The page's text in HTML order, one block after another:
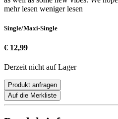
mehr lesen weniger lesen
Single/Maxi-Single
€ 12,99
Derzeit nicht auf Lager
Produkt anfragen
Auf die Merkliste